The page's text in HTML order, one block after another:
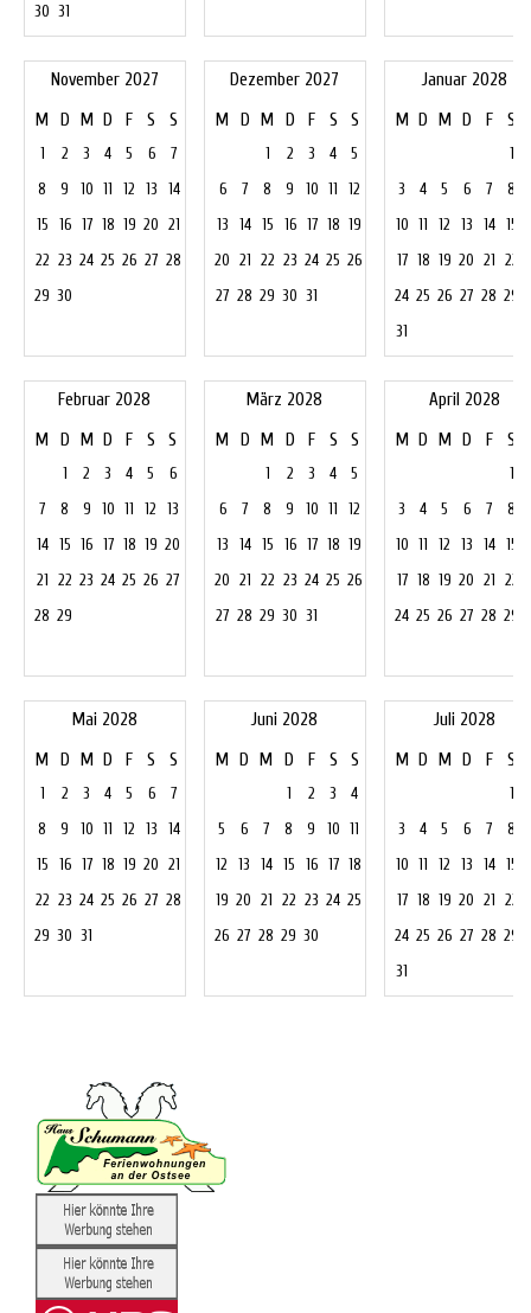
30 31
November 2027
M
D M D F S S
1 2 3 4 5 6
7
8
9 10 11 12 13
14
15
16 17 18 19 20 21
22 23 24 25 26 27 28
29 30
Dezember 2027
M
D M D F S S
1 2 3 4
5
6
7 8 9 10 11
12
13
14 15 16 17 18 19
20 21 22 23 24 25 26
27 28 29 30 31
Januar 2028
M
D M D F S
1
3
4 5 6 7 8
10 11 12 13 14 15
17 18 19 20 21 22
24 25 26 27 28 29
31
Februar 2028
M
D M D F S S
1 2 3 4 5
6
7
8 9 10 11 12
13
14
15 16 17 18 19 20
21
22 23 24 25 26 27
28 29
März 2028
M
D M D F S S
1 2 3 4
5
6
7 8 9 10 11
12
13
14 15 16 17 18 19
20 21 22 23 24 25 26
27 28 29 30 31
April 2028
M
D M D F S
1
3
4 5 6 7 8
10 11 12 13 14 15
17 18 19 20 21 22
24 25 26 27 28 29
Mai 2028
M
D M D F S S
1 2 3 4 5 6
7
8
9 10 11 12 13
14
15
16 17 18 19 20 21
22 23 24 25 26 27 28
29 30 31
Juni 2028
M
D M D F S S
1 2 3
4
5
6 7 8 9 10 11
12
13 14 15 16 17 18
19 20 21 22 23 24 25
26 27 28 29 30
Juli 2028
M
D M D F S
1
3
4 5 6 7 8
10 11 12 13 14 15
17 18 19 20 21 22
24 25 26 27 28 29
31